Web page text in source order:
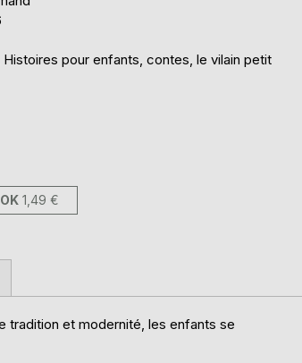
pour enfants, contes, le vilain petit
1,49 €
tradition et modernité, les enfants se